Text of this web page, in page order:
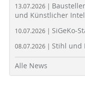
13.07.2026 |
und Künstlicher
10.07.2026 | SiGeKo-
08.07.2026 | Stihl und
Alle News